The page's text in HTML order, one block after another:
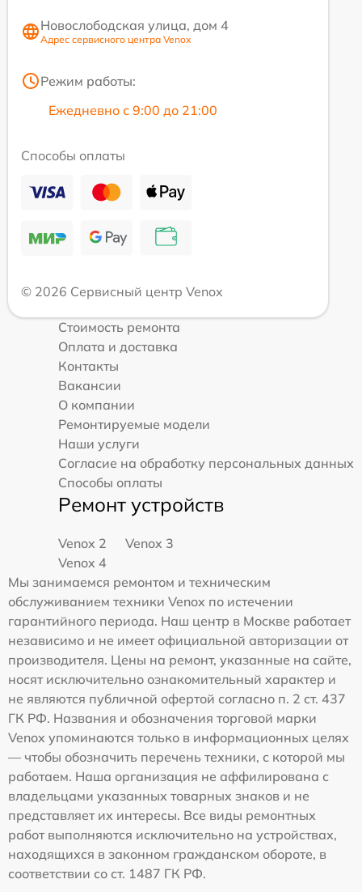
Новослободская улица, дом 4
Адрес сервисного центра Venox
Режим работы:
Ежедневно с 9:00 до 21:00
Способы оплаты
© 2026 Сервисный центр Venox
Стоимость ремонта
Оплата и доставка
Контакты
Вакансии
О компании
Ремонтируемые модели
Наши услуги
Согласие на обработку персональных данных
Способы оплаты
Ремонт устройств
Venox 2
Venox 3
Venox 4
Мы занимаемся ремонтом и техническим
обслуживанием техники Venox по истечении
гарантийного периода. Наш центр в Москве работает
независимо и не имеет официальной авторизации от
производителя. Цены на ремонт, указанные на сайте,
носят исключительно ознакомительный характер и
не являются публичной офертой согласно п. 2 ст. 437
ГК РФ. Названия и обозначения торговой марки
Venox упоминаются только в информационных целях
— чтобы обозначить перечень техники, с которой мы
работаем. Наша организация не аффилирована с
владельцами указанных товарных знаков и не
представляет их интересы. Все виды ремонтных
работ выполняются исключительно на устройствах,
находящихся в законном гражданском обороте, в
соответствии со ст. 1487 ГК РФ.